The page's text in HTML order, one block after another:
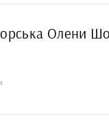
Олени